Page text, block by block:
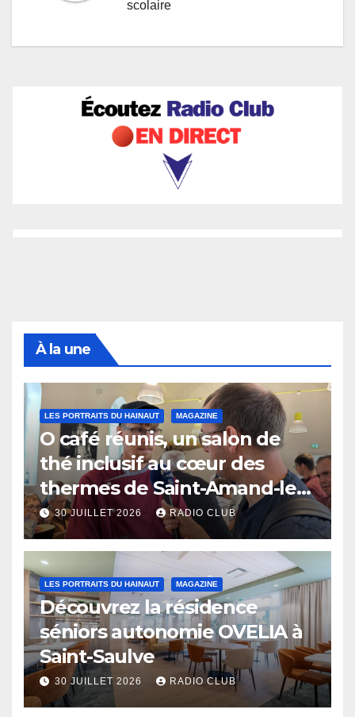
scolaire
À la une
LES PORTRAITS DU HAINAUT MAGAZINE
O café réunis, un salon de
thé inclusif au cœur des
thermes de Saint-Amand-les-
Eaux
30 JUILLET 2026 RADIO CLUB
LES PORTRAITS DU HAINAUT MAGAZINE
Découvrez la résidence
séniors autonomie OVELIA à
Saint-Saulve
30 JUILLET 2026 RADIO CLUB